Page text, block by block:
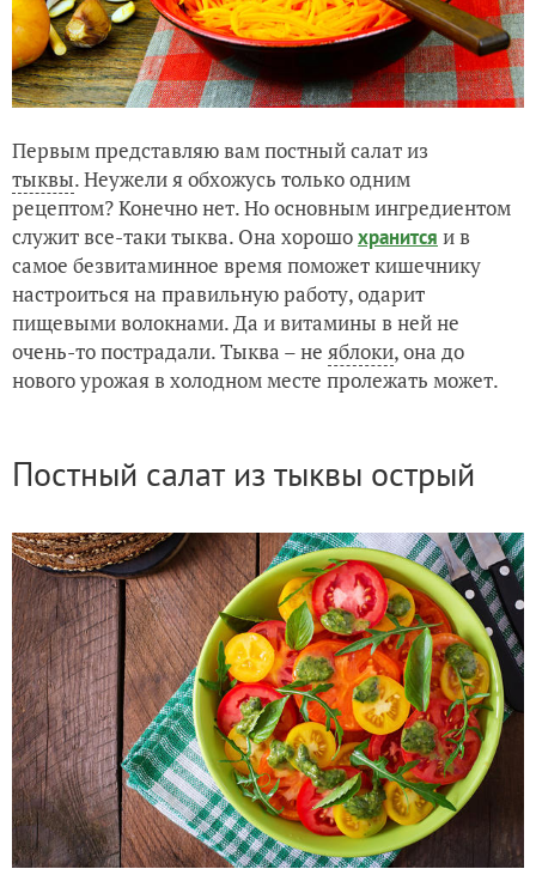
Первым представляю вам постный салат из
тыквы. Неужели я обхожусь только одним
рецептом? Конечно нет. Но основным ингредиентом
служит все-таки тыква. Она хорошохранится и в
самое безвитаминное время поможет кишечнику
настроиться на правильную работу, одарит
пищевыми волокнами. Да и витамины в ней не
очень-то пострадали. Тыква – не яблоки, она до
нового урожая в холодном месте пролежать может.
Постный салат из тыквы острый